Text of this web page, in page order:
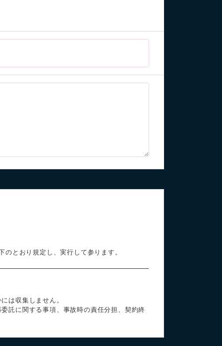
とおり規定し、実行して参ります。
は収集しません。
託に関する事項、事故時の責任分担、契約終